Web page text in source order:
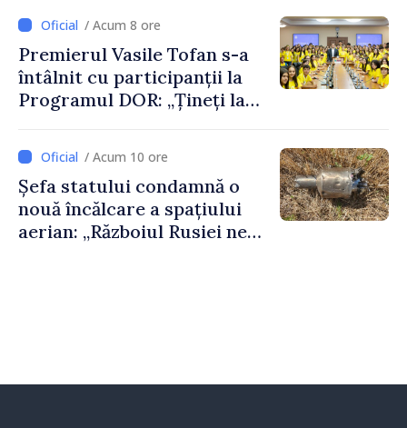
Moldova
/ Acum 8 ore
Premierul Vasile Tofan s-a
întâlnit cu participanții la
Programul DOR: „Țineți la
feriți de încercări și greșeli –
doar astfel puteți reuși”
/ Acum 10 ore
Șefa statului condamnă o
nouă încălcare a spațiului
aerian: „Războiul Rusiei ne